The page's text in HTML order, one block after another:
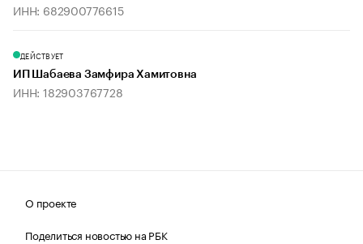
ИНН: 682900776615
ДЕЙСТВУЕТ
ИП Шабаева Замфира Хамитовна
ИНН: 182903767728
О проекте
Поделиться новостью на РБК